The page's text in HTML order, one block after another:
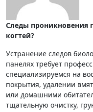
Следы проникновения грызунов или царапины от
когтей?
Устранение следов
панелях требует
специализируемся на
покрытия, удалении
или домашними
тщательную очистку,